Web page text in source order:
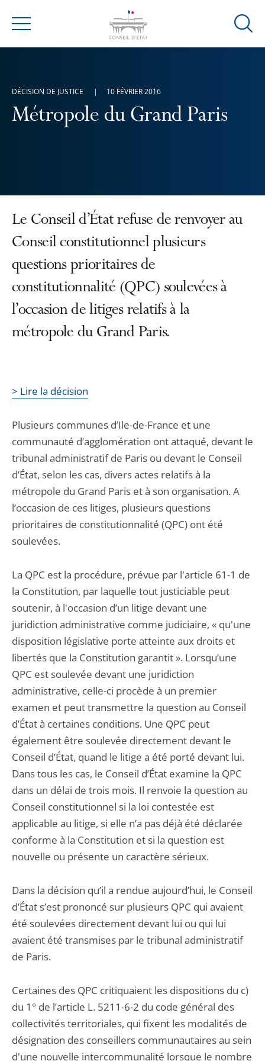
Menu
Ouvrir
Métropole du Grand Paris
DÉCISION DE JUSTICE 10 FÉVRIER 2016
Le Conseil d’État refuse de renvoyer au
Conseil constitutionnel plusieurs
questions prioritaires de
constitutionnalité (QPC) soulevées à
l’occasion de litiges relatifs à la
métropole du Grand Paris.
> Lire la décision
Plusieurs communes d’Ile-de-France et une
communauté d’agglomération ont attaqué, devant le
tribunal administratif de Paris ou devant le Conseil
d’État, selon les cas, divers actes relatifs à la
métropole du Grand Paris et à son organisation. A
l’occasion de ces litiges, plusieurs questions
prioritaires de constitutionnalité (QPC) ont été
soulevées.
La QPC est la procédure, prévue par l'article 61-1 de
la Constitution, par laquelle tout justiciable peut
soutenir, à l'occasion d’un litige devant une
juridiction administrative comme judiciaire, « qu'une
disposition législative porte atteinte aux droits et
libertés que la Constitution garantit ». Lorsqu’une
QPC est soulevée devant une juridiction
administrative, celle-ci procède à un premier
examen et peut transmettre la question au Conseil
d’État à certaines conditions. Une QPC peut
également être soulevée directement devant le
Conseil d’État, quand le litige a été porté devant lui.
Dans tous les cas, le Conseil d’État examine la QPC
dans un délai de trois mois. Il renvoie la question au
Conseil constitutionnel si la loi contestée est
applicable au litige, si elle n’a pas déjà été déclarée
conforme à la Constitution et si la question est
nouvelle ou présente un caractère sérieux.
Dans la décision qu’il a rendue aujourd’hui, le Conseil
d’État s’est prononcé sur plusieurs QPC qui avaient
été soulevées directement devant lui ou qui lui
avaient été transmises par le tribunal administratif
de Paris.
Certaines des QPC critiquaient les dispositions du c)
du 1° de l’article L. 5211-6-2 du code général des
collectivités territoriales, qui fixent les modalités de
désignation des conseillers communautaires au sein
d'une nouvelle intercommunalité lorsque le nombre